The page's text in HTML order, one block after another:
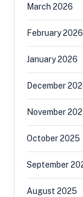
March 2026
February 2026
January 2026
December
November
October 2025
September
August 2025